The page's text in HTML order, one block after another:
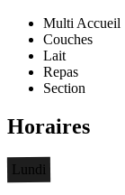
Multi Accueil
Couches
Lait
Repas
Section
Horaires
Lundi